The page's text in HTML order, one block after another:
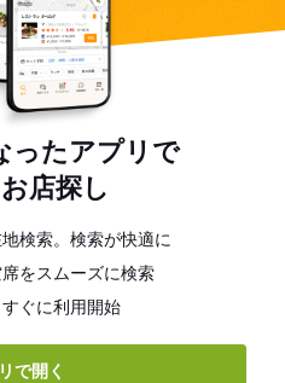
ったアプリで
店探し
検索。検索が快適に
をスムーズに検索
ぐに利用開始
で開く